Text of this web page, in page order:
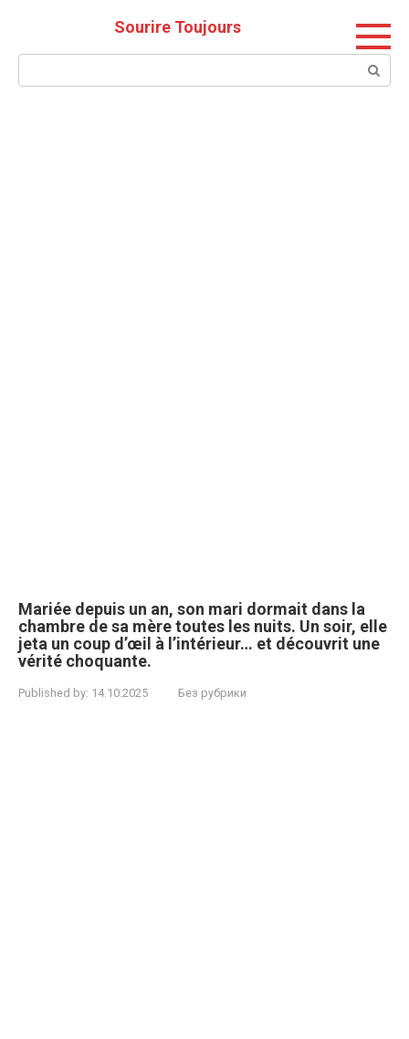
Sourire Toujours
Search:
Mariée depuis un an, son mari dormait dans la
chambre de sa mère toutes les nuits. Un soir, elle
jeta un coup d’œil à l’intérieur… et découvrit une
vérité choquante.
Published by: 14.10.2025 Без рубрики